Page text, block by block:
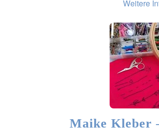
Weitere
Maike Kleber